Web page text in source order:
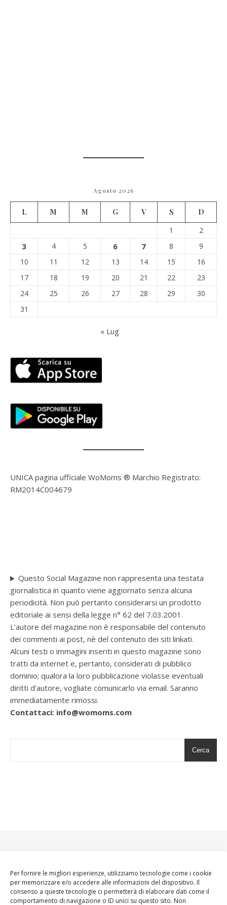
Per fornire le migliori esperienze, utilizziamo tecnologie come i cookie
per memorizzare e/o accedere alle informazioni del dispositivo. Il
consenso a queste tecnologie ci permetterà di elaborare dati come il
comportamento di navigazione o ID unici su questo sito. Non
Agosto 2026
L M M G V S
D
1
2
3 4 5 6 7 8
9
10
11 12 13 14 15
16
17
18 19 20 21 22
23
24
25 26 27 28 29
30
31
« Lug
UNICA pagina ufficiale WoMoms ® Marchio Registrato:
RM2014C004679
Questo Social Magazine non rappresenta una testata
giornalistica in quanto viene aggiornato senza alcuna
periodicità. Non può pertanto considerarsi un prodotto
editoriale ai sensi della legge n° 62 del 7.03.2001.
L’autore del magazine non è responsabile del contenuto
dei commenti ai post, nè del contenuto dei siti linkati.
Alcuni testi o immagini inseriti in questo magazine sono
tratti da internet e, pertanto, considerati di pubblico
dominio; qualora la loro pubblicazione violasse eventuali
diritti d’autore, vogliate comunicarlo via email. Saranno
immediatamente rimossi.
Contattaci: info@womoms.com
Cerca